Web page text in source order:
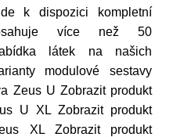
k dispozici kompletní
více než 50
látek na našich
modulové sestavy
Zeus U Zobrazit produkt
U XL Zobrazit produkt
XL Zobrazit produkt